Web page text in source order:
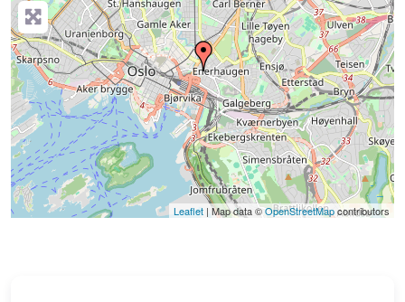
Leaflet | Map data ©OpenStreetMapcontributors